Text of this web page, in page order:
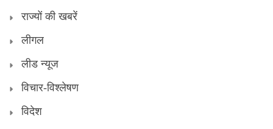
राज्यों की खबरें
लीगल
लीड न्यूज
विचार-विश्लेषण
विदेश